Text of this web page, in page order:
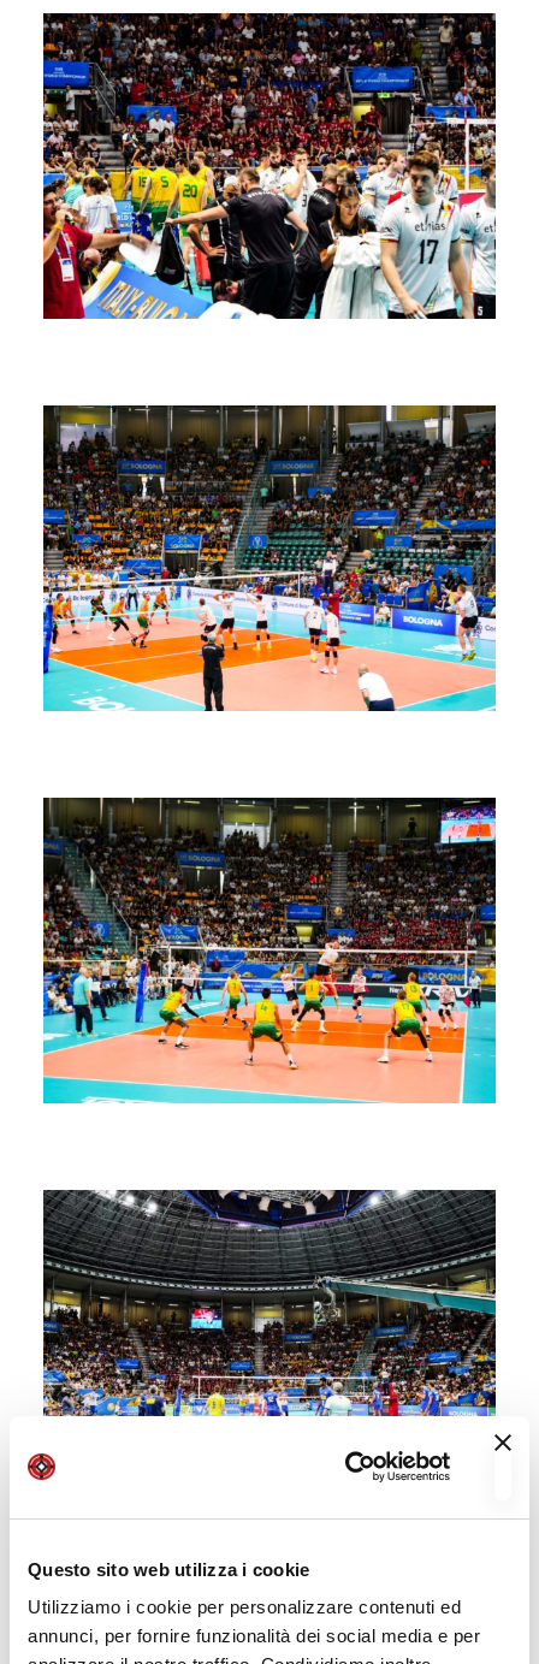
Questo sito web utilizza i cookie
Utilizziamo i cookie per personalizzare contenuti ed
annunci, per fornire funzionalità dei social media e per